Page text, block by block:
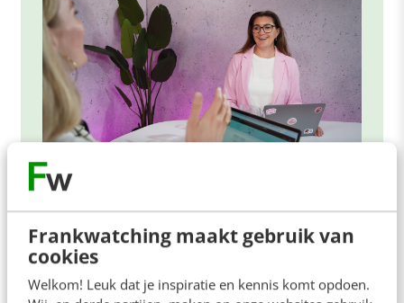
Frankwatching maakt gebruik van
cookies
Welkom! Leuk dat je inspiratie en kennis komt opdoen.
ONLINE MASTERCLASS
De nieuwe SEO- & GEO-
spelregels
In 2,5 uur van Google-first naar AI-first: zo wordt je